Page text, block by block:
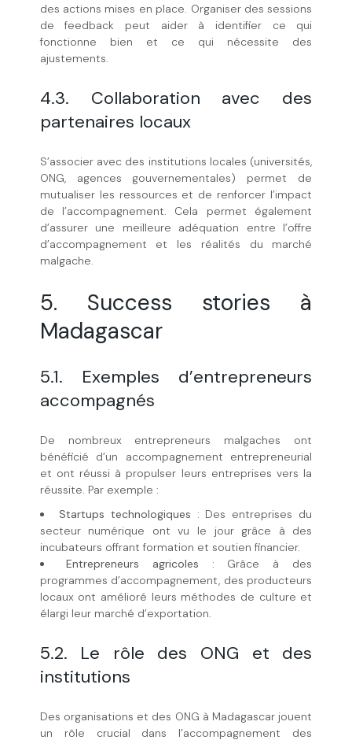
des actions mises en place. Organiser des sessions
de feedback peut aider à identifier ce qui
fonctionne bien et ce qui nécessite des
ajustements.
4.3. Collaboration avec des
partenaires locaux
S’associer avec des institutions locales (universités,
ONG, agences gouvernementales) permet de
mutualiser les ressources et de renforcer l’impact
de l’accompagnement. Cela permet également
d’assurer une meilleure adéquation entre l’offre
d’accompagnement et les réalités du marché
malgache.
5. Success stories à
Madagascar
5.1. Exemples d’entrepreneurs
accompagnés
De nombreux entrepreneurs malgaches ont
bénéficié d’un accompagnement entrepreneurial
et ont réussi à propulser leurs entreprises vers la
réussite. Par exemple :
Startups technologiques : Des entreprises du
secteur numérique ont vu le jour grâce à des
incubateurs offrant formation et soutien financier.
Entrepreneurs agricoles : Grâce à des
programmes d’accompagnement, des producteurs
locaux ont amélioré leurs méthodes de culture et
élargi leur marché d’exportation.
5.2. Le rôle des ONG et des
institutions
Des organisations et des ONG à Madagascar jouent
un rôle crucial dans l’accompagnement des